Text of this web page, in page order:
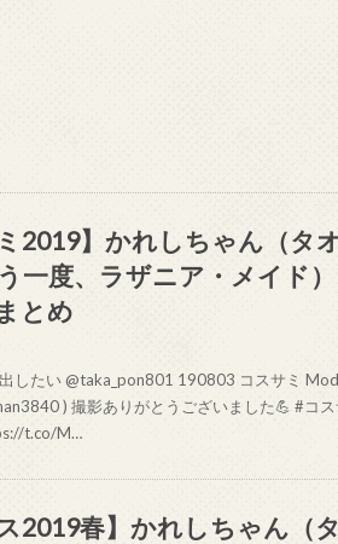
2019】かれしちゃん（タ
一度、ラザニア・メイド
とめ
したい @taka_pon801 190803 コスサミ
) 撮影ありがとうございました💪 #コ
t.co/M…
2019春】かれしちゃん（